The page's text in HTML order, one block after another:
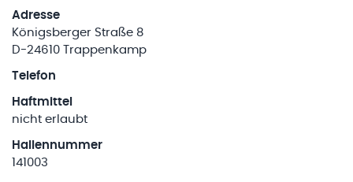
Adresse
Königsberger Straße 8
D-24610 Trappenkamp
Telefon
Haftmittel
nicht erlaubt
Hallennummer
141003